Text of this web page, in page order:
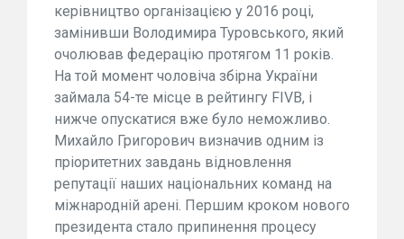
керівництво організацією у 2016 році,
замінивши Володимира Туровського, який
очолював федерацію протягом 11 років.
На той момент чоловіча збірна України
займала 54-те місце в рейтингу FIVB, і
нижче опускатися вже було неможливо.
Михайло Григорович визначив одним із
пріоритетних завдань відновлення
репутації наших національних команд на
міжнародній арені. Першим кроком нового
президента стало припинення процесу